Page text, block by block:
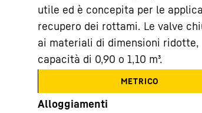
utile ed è concepita per le
recupero dei rottami. Le valve
ai materiali di dimensioni
capacità di 0,90 o 1,10 m³.
METRICO
Alloggiamenti